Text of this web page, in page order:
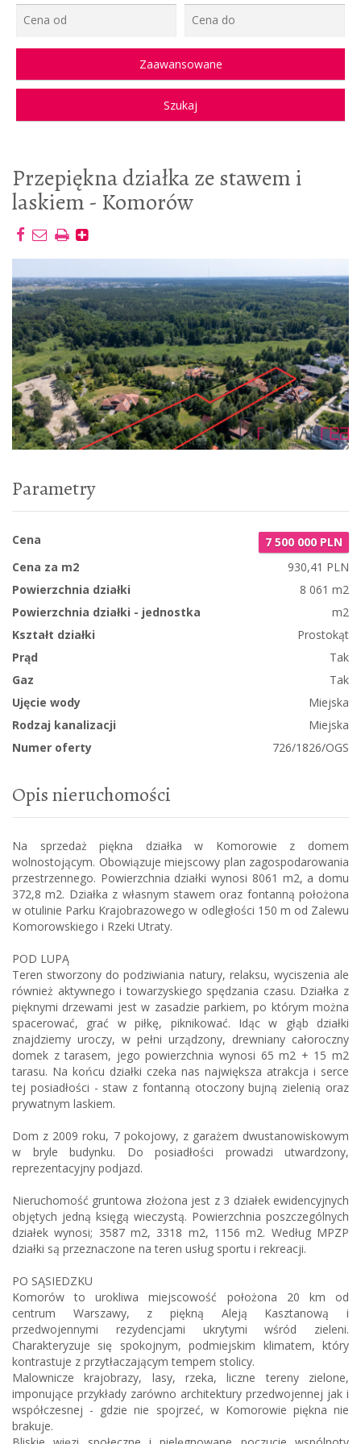
Przepiękna działka ze stawem i
laskiem - Komorów
Parametry
Cena
7 500 000 PLN
Cena za m2
930,41 PLN
Powierzchnia działki
8 061 m2
Powierzchnia działki - jednostka
m2
Kształt działki
Prostokąt
Prąd
Tak
Gaz
Tak
Ujęcie wody
Miejska
Rodzaj kanalizacji
Miejska
Numer oferty
726/1826/OGS
Opis nieruchomości
Na sprzedaż piękna działka w Komorowie z domem
wolnostojącym. Obowiązuje miejscowy plan zagospodarowania
przestrzennego. Powierzchnia działki wynosi 8061 m2, a domu
372,8 m2. Działka z własnym stawem oraz fontanną położona
w otulinie Parku Krajobrazowego w odległości 150 m od Zalewu
Komorowskiego i Rzeki Utraty.
POD LUPĄ
Teren stworzony do podziwiania natury, relaksu, wyciszenia ale
również aktywnego i towarzyskiego spędzania czasu. Działka z
pięknymi drzewami jest w zasadzie parkiem, po którym można
spacerować, grać w piłkę, piknikować. Idąc w głąb działki
znajdziemy uroczy, w pełni urządzony, drewniany całoroczny
domek z tarasem, jego powierzchnia wynosi 65 m2 + 15 m2
tarasu. Na końcu działki czeka nas największa atrakcja i serce
tej posiadłości - staw z fontanną otoczony bujną zielenią oraz
prywatnym laskiem.
Dom z 2009 roku, 7 pokojowy, z garażem dwustanowiskowym
w bryle budynku. Do posiadłości prowadzi utwardzony,
reprezentacyjny podjazd.
Nieruchomość gruntowa złożona jest z 3 działek ewidencyjnych
objętych jedną księgą wieczystą. Powierzchnia poszczególnych
działek wynosi; 3587 m2, 3318 m2, 1156 m2. Według MPZP
działki są przeznaczone na teren usług sportu i rekreacji.
PO SĄSIEDZKU
Komorów to urokliwa miejscowość położona 20 km od
centrum Warszawy, z piękną Aleją Kasztanową i
przedwojennymi rezydencjami ukrytymi wśród zieleni.
Charakteryzuje się spokojnym, podmiejskim klimatem, który
kontrastuje z przytłaczającym tempem stolicy.
Malownicze krajobrazy, lasy, rzeka, liczne tereny zielone,
imponujące przykłady zarówno architektury przedwojennej jak i
współczesnej - gdzie nie spojrzeć, w Komorowie piękna nie
brakuje.